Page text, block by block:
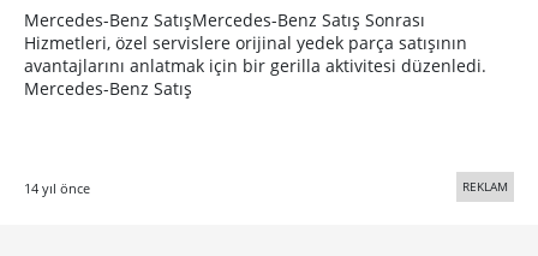
Mercedes-Benz SatışMercedes-Benz Satış Sonrası
Hizmetleri, özel servislere orijinal yedek parça satışının
avantajlarını anlatmak için bir gerilla aktivitesi düzenledi.
Mercedes-Benz Satış
14 yıl önce REKLAM